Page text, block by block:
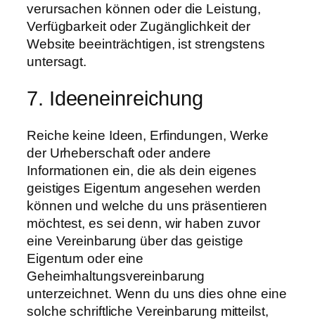
verursachen können oder die Leistung,
Verfügbarkeit oder Zugänglichkeit der
Website beeinträchtigen, ist strengstens
untersagt.
7. Ideeneinreichung
Reiche keine Ideen, Erfindungen, Werke
der Urheberschaft oder andere
Informationen ein, die als dein eigenes
geistiges Eigentum angesehen werden
können und welche du uns präsentieren
möchtest, es sei denn, wir haben zuvor
eine Vereinbarung über das geistige
Eigentum oder eine
Geheimhaltungsvereinbarung
unterzeichnet. Wenn du uns dies ohne eine
solche schriftliche Vereinbarung mitteilst,